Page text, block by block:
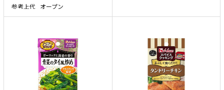
参考上代 オープン